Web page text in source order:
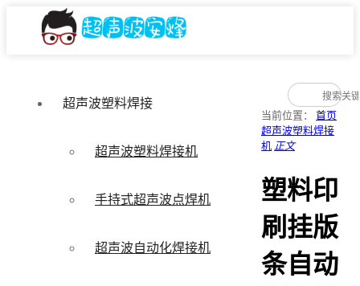
超声波塑料焊接
超声波塑料焊接机
手持式超声波点焊机
超声波自动化焊接机
当前位置： 首页
超声波塑料焊接
机 正文
塑料印
刷挂版
条自动